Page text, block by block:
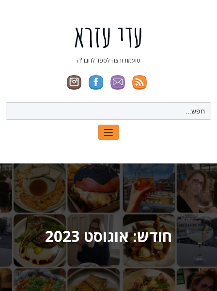
עדי עזרא
טועמת ורצה לספר לחבר'ה
Search
for:
חודש:אוגוסט 2023